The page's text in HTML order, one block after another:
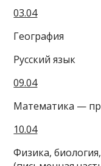
03.04
География
Русский язык
09.04
Математика —
10.04
Физика,